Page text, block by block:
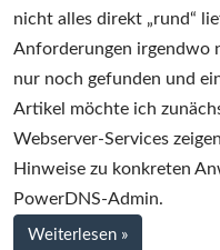
nicht alles direkt „rund“
Anforderungen irgendwo
nur noch gefunden und
Artikel möchte ich
Webserver-Services
Hinweise zu konkreten
PowerDNS-Admin.
Weiterlesen bei
»